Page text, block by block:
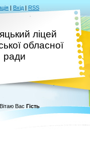
| Вхід | RSS
ліцей
обласної
ради
Вітаю Вас Гість